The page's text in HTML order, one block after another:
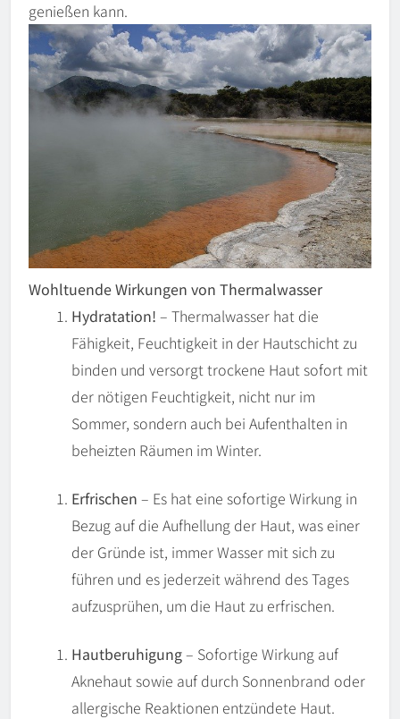
genießen kann.
Wohltuende Wirkungen von Thermalwasser
Hydratation! – Thermalwasser hat die
Fähigkeit, Feuchtigkeit in der Hautschicht zu
binden und versorgt trockene Haut sofort mit
der nötigen Feuchtigkeit, nicht nur im
Sommer, sondern auch bei Aufenthalten in
beheizten Räumen im Winter.
Erfrischen – Es hat eine sofortige Wirkung in
Bezug auf die Aufhellung der Haut, was einer
der Gründe ist, immer Wasser mit sich zu
führen und es jederzeit während des Tages
aufzusprühen, um die Haut zu erfrischen.
Hautberuhigung– Sofortige Wirkung auf
Aknehaut sowie auf durch Sonnenbrand oder
allergische Reaktionen entzündete Haut.